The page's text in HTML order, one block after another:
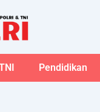
Pendidikan